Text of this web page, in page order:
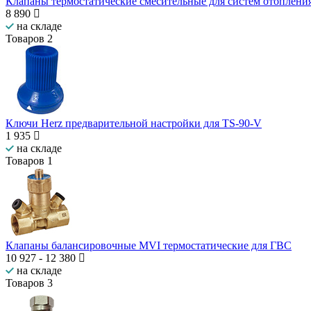
8 890
на складе
Товаров 2
Ключи Herz предварительной настройки для TS-90-V
1 935
на складе
Товаров 1
Клапаны балансировочные MVI термостатические для ГВС
10 927 - 12 380
на складе
Товаров 3